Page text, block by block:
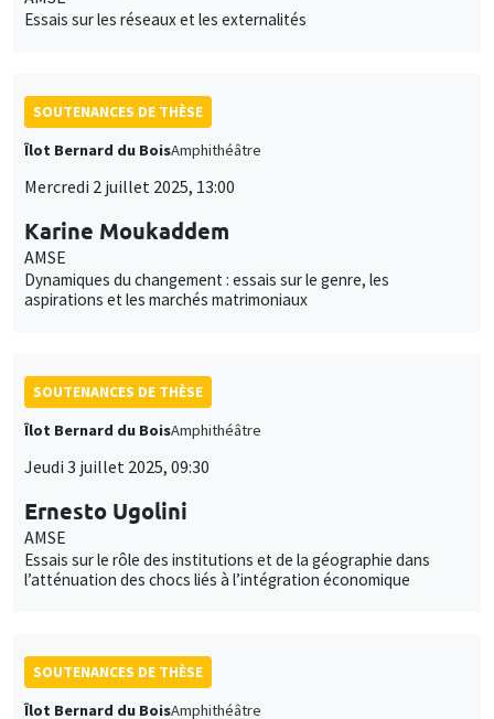
Essais sur les réseaux et les externalités
SOUTENANCES DE THÈSE
Îlot Bernard du BoisAmphithéâtre
Mercredi 2 juillet 2025, 13:00
Karine Moukaddem
AMSE
Dynamiques du changement : essais sur le genre, les
aspirations et les marchés matrimoniaux
SOUTENANCES DE THÈSE
Îlot Bernard du BoisAmphithéâtre
Jeudi 3 juillet 2025, 09:30
Ernesto Ugolini
AMSE
Essais sur le rôle des institutions et de la géographie dans
l’atténuation des chocs liés à l’intégration économique
SOUTENANCES DE THÈSE
Îlot Bernard du BoisAmphithéâtre